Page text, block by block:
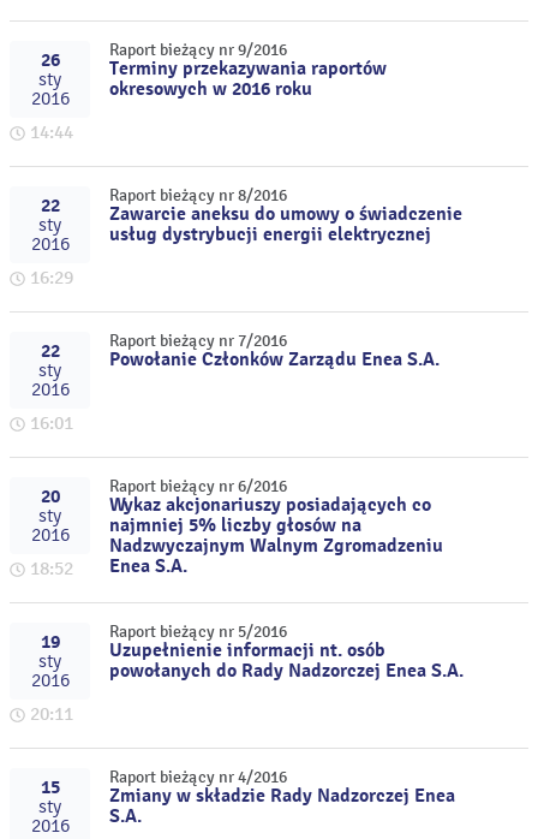
26
sty
2016
14:44
Raport bieżący nr 9/2016
Terminy przekazywania raportów
okresowych w 2016 roku
22
sty
2016
16:29
Raport bieżący nr 8/2016
Zawarcie aneksu do umowy o świadczenie
usług dystrybucji energii elektrycznej
22
sty
2016
16:01
Raport bieżący nr 7/2016
Powołanie Członków Zarządu Enea S.A.
20
sty
2016
18:52
Raport bieżący nr 6/2016
Wykaz akcjonariuszy posiadających co
najmniej 5% liczby głosów na
Nadzwyczajnym Walnym Zgromadzeniu
Enea S.A.
19
sty
2016
20:11
Raport bieżący nr 5/2016
Uzupełnienie informacji nt. osób
powołanych do Rady Nadzorczej Enea S.A.
15
sty
2016
Raport bieżący nr 4/2016
Zmiany w składzie Rady Nadzorczej Enea
S.A.